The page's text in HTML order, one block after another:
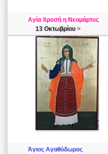
Αγία Χρυσή η Νεομάρτυς
13 Οκτωβρίου >
Άγιος Αγαθόδωρος